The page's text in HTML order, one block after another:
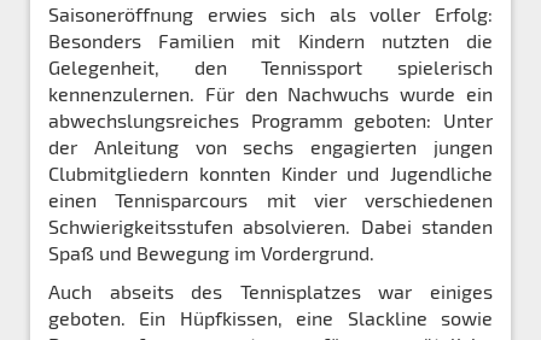
Saisoneröffnung erwies sich als voller Erfolg:
Besonders Familien mit Kindern nutzten die
Gelegenheit, den Tennissport spielerisch
kennenzulernen. Für den Nachwuchs wurde ein
abwechslungsreiches Programm geboten: Unter
der Anleitung von sechs engagierten jungen
Clubmitgliedern konnten Kinder und Jugendliche
einen Tennisparcours mit vier verschiedenen
Schwierigkeitsstufen absolvieren. Dabei standen
Spaß und Bewegung im Vordergrund.
Auch abseits des Tennisplatzes war einiges
geboten. Ein Hüpfkissen, eine Slackline sowie